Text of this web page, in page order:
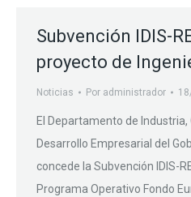
Subvención IDIS-
proyecto de
Noticias Por administrador
El Departamento de
Desarrollo Empresarial del
concede la Subvención IDIS-
Programa Operativo Fondo